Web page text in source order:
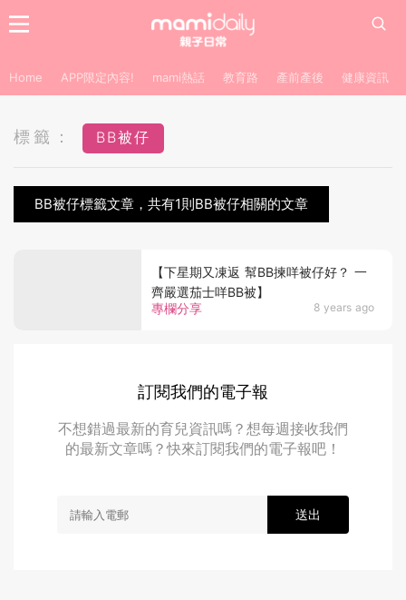
Home APP限定內容! mami熱話 教育路 產前產後 健康資訊
標籤： BB被仔
BB被仔標籤文章，共有1則BB被仔相關的文章
專欄分享 8 years ago
【下星期又凍返 幫BB揀咩被仔好？ 一
齊嚴選茄士咩BB被】
訂閱我們的電子報
不想錯過最新的育兒資訊嗎？想每週接收我們
的最新文章嗎？快來訂閱我們的電子報吧！
送出